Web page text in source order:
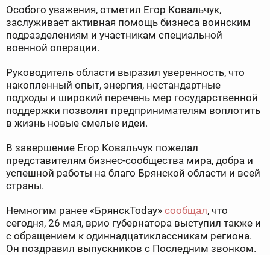
Особого уважения, отметил Егор Ковальчук,
заслуживает активная помощь бизнеса воинским
подразделениям и участникам специальной
военной операции.
Руководитель области выразил уверенность, что
накопленный опыт, энергия, нестандартные
подходы и широкий перечень мер государственной
поддержки позволят предпринимателям воплотить
в жизнь новые смелые идеи.
В завершение Егор Ковальчук пожелал
представителям бизнес-сообщества мира, добра и
успешной работы на благо Брянской области и всей
страны.
Немногим ранее «БрянскToday» сообщал, что
сегодня, 26 мая, врио губернатора выступил также и
с обращением к одиннадцатиклассникам региона.
Он поздравил выпускников с Последним звонком.